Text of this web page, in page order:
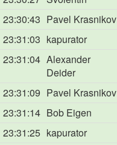
23:30:43 Pavel Krasnikov
23:31:03 kapurator
23:31:04 Alexander
Deider
23:31:09 Pavel Krasnikov
23:31:14 Bob Eigen
23:31:25 kapurator